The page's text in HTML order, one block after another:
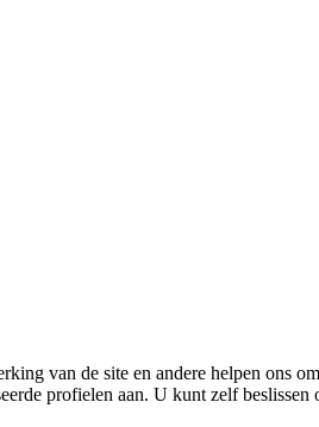
van de site en andere helpen ons
profielen aan. U kunt zelf